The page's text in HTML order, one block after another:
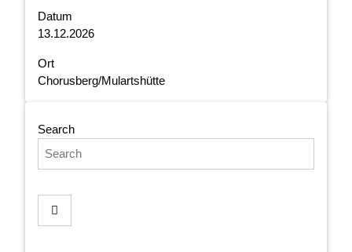
Datum
13.12.2026
Ort
Chorusberg/Mulartshütte
Search